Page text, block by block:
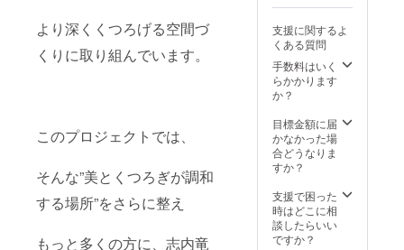
より深くくつろげる空間づ
くりに取り組んでいます。
このプロジェクトでは、
そんな”美とくつろぎが調和
する場所”をさらに整え
もっと多くの方に、志内竜
支援に関するよ
くある質問
手数料はいく
らかかります
か？
目標金額に届
かなかった場
合どうなりま
すか？
支援で困った
時はどこに相
談したらいい
ですか？